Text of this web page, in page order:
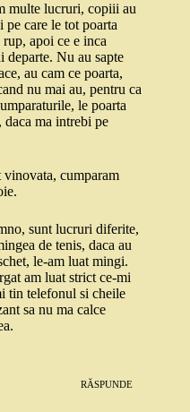
multe lucruri, copiii au
care le tot poarta
apoi ce e inca
departe. Nu au sapte
au cam ce poarta,
nu mai au, pentru ca
le poarta
ma intrebi pe
cumparam
sunt lucruri diferite,
de tenis, daca au
le-am luat mingi.
am luat strict ce-mi
tin telefonul si cheile
sa nu ma calce
RĂSPUNDE